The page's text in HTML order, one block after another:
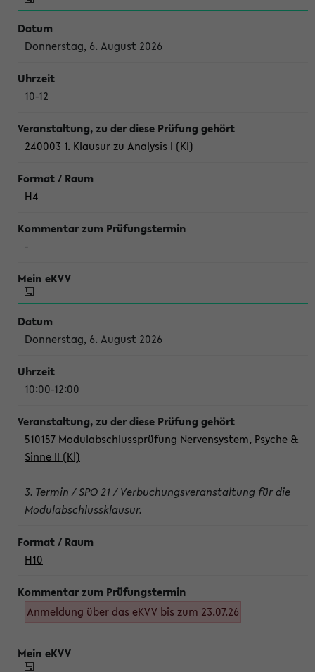
Donnerstag, 6. August 2026
10-12
240003 1. Klausur zu Analysis I (Kl)
H4
-
Donnerstag, 6. August 2026
10:00-12:00
510157 Modulabschlussprüfung Nervensystem, Psyche &
Sinne II (Kl)
3. Termin / SPO 21 / Verbuchungsveranstaltung für die
Modulabschlussklausur.
H10
Anmeldung über das eKVV bis zum 23.07.26